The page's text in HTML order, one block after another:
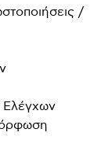
/
Ελέγχων